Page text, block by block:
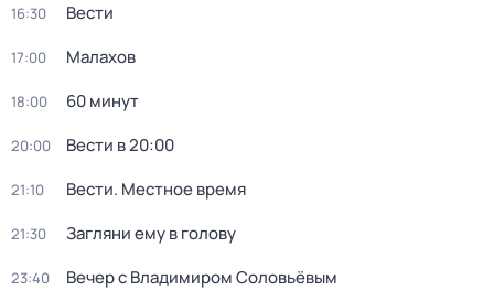
16:30 Вести
17:00 Малахов
18:00 60 минут
20:00 Вести в 20:00
21:10 Вести. Местное время
21:30 Загляни ему в голову
23:40 Вечер с Владимиром Соловьёвым